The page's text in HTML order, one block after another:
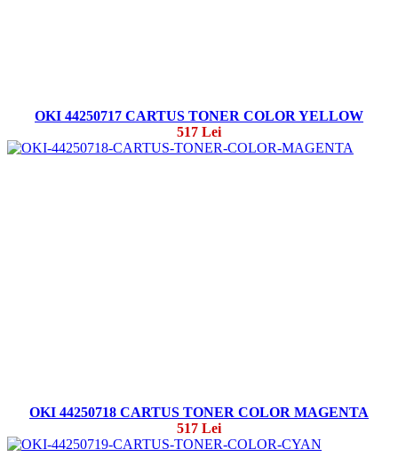
OKI 44250717 CARTUS TONER COLOR YELLOW
517 Lei
OKI 44250718 CARTUS TONER COLOR MAGENTA
517 Lei